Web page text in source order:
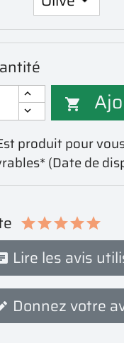

produit pour
(Date de
Lire les avis
Donnez votre